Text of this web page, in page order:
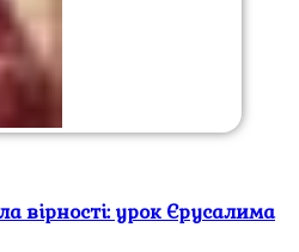
вірності: урок Єрусалима